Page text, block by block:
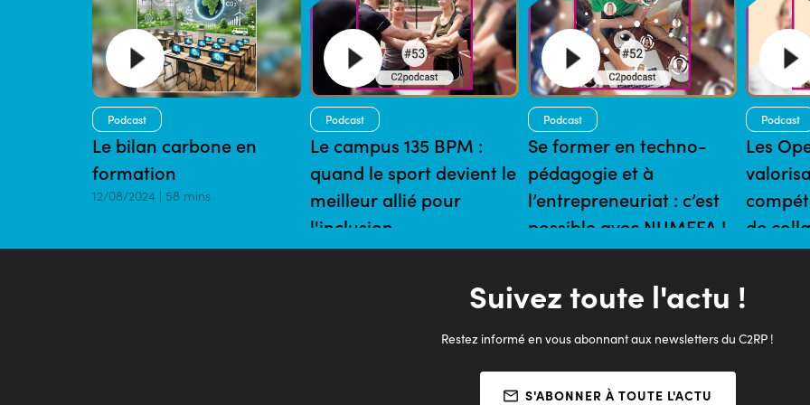
Podcast
Le bilan carbone en
formation
12/08/2024 | 58 mins
Podcast
Le campus 135 BPM :
quand le sport devient le
meilleur allié pour
l'inclusion
09/07/2024 | 18 mins
Podcast
Se former en techno-
pédagogie et à
l’entrepreneuriat : c’est
possible avec NUMEFA !
13/05/2024 | 18 mins
Podcast
Les
de
du
Suivez toute l'actu !
Restez informé en vous abonnant aux newsletters du C2RP !
S'ABONNER À TOUTE L'ACTU